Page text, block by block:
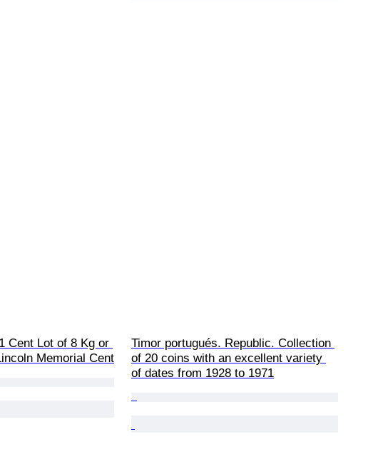
Cent Lot of 8 Kg or
Memorial Cent
Timor portugués. Republic. Collection
of 20 coins with an excellent variety
of dates from 1928 to 1971